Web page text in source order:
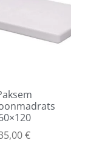
€